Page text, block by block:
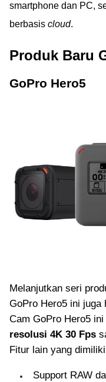
smartphone dan PC,
berbasis cloud.
Produk Baru
GoPro Hero5
Melanjutkan seri
GoPro Hero5 ini juga
Cam GoPro Hero5
resolusi 4K 30 Fps
Fitur lain yang
Support RAW